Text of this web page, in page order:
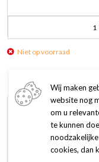
Niet op voorraad
Omschrijving
It's Great To Be A
Original Adult Kip &
Wij maken
website nog
om u
te kunnen
cookies, dan